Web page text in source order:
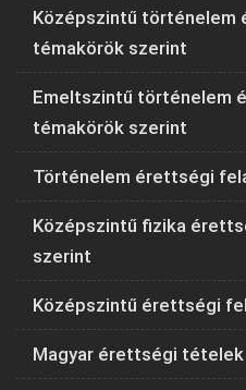
Középszintű
témakörök szerint
Emeltszintű történelem
témakörök szerint
Történelem érettségi
Középszintű fizika
szerint
Középszintű érettségi
Magyar érettségi